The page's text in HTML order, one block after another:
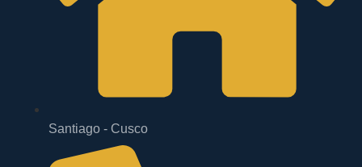
Santiago - Cusco